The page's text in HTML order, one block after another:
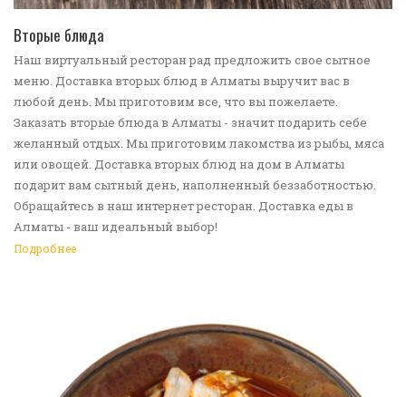
Вторые блюда
Наш виртуальный ресторан рад предложить свое сытное
меню. Доставка вторых блюд в Алматы выручит вас в
любой день. Мы приготовим все, что вы пожелаете.
Заказать вторые блюда в Алматы - значит подарить себе
желанный отдых. Мы приготовим лакомства из рыбы, мяса
или овощей. Доставка вторых блюд на дом в Алматы
подарит вам сытный день, наполненный беззаботностью.
Обращайтесь в наш интернет ресторан. Доставка еды в
Алматы - ваш идеальный выбор!
Подробнее